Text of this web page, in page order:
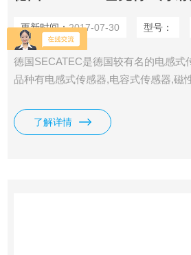
更新时间：2017-07-30 型号：
德国SECATEC是德国较有名的电感式
品种有电感式传感器,电容式传感器,磁
感器是SECATEC液位传感器工业级产
特上海销售中心
了解详情